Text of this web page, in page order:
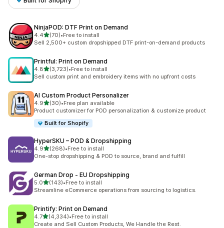
NinjaPOD: DTF Print on Demand
4.45つ星中
(70)
合計レビュー数：70件
•Free to install
Sell 2,500+ custom dropshipped DTF print-on-demand products
Printful: Print on Demand
4.85つ星中
(3,723)
合計レビュー数：3723件
•Free to install
Sell custom print and embroidery items with no upfront costs
AI Custom Product Personalizer
4.95つ星中
(30)
合計レビュー数：30件
•Free plan available
Product customizer for POD personalization & customize product
Built for Shopify
HyperSKU – POD & Dropshipping
4.95つ星中
(268)
合計レビュー数：268件
•Free to install
One-stop dropshipping & POD to source, brand and fulfill
German Drop ‑ EU Dropshipping
5.05つ星中
(143)
合計レビュー数：143件
•Free to install
Streamline eCommerce operations from sourcing to logistics.
Printify: Print on Demand
4.75つ星中
(4,334)
合計レビュー数：4334件
•Free to install
Create and Sell Custom Products, We Handle the Rest.